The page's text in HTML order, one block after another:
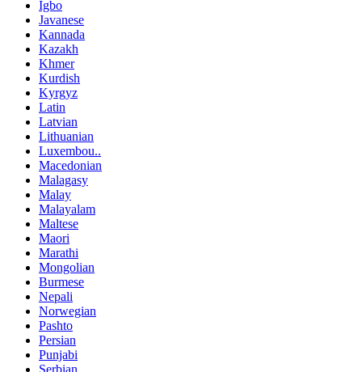
Igbo
Javanese
Kannada
Kazakh
Khmer
Kurdish
Kyrgyz
Latin
Latvian
Lithuanian
Luxembou..
Macedonian
Malagasy
Malay
Malayalam
Maltese
Maori
Marathi
Mongolian
Burmese
Nepali
Norwegian
Pashto
Persian
Punjabi
Serbian